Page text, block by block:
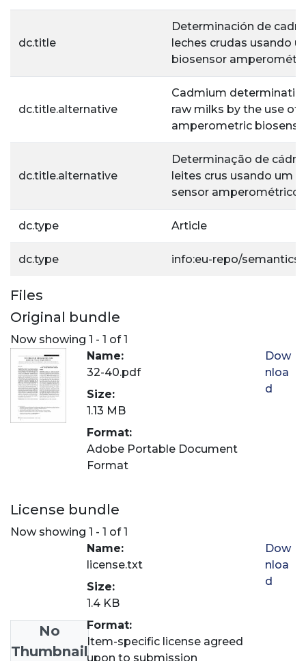
dc.title
Determinación de
leches crudas usando
biosensor
dc.title.alternative
Cadmium
raw milks by the use of
amperometric
dc.title.alternative
Determinação de
leites crus usando um
sensor amperométrico
dc.type Article
dc.type info:eu-repo/
Files
Original bundle
Now showing 1 - 1 of 1
Name:
32-40.pdf
Size:
1.13 MB
Format:
Adobe Portable Document
Format
Dow
nloa
d
License bundle
Now showing 1 - 1 of 1
No
Thumbnail
Name:
license.txt
Size:
1.4 KB
Format:
Item-specific license agreed
upon to submission
Dow
nloa
d